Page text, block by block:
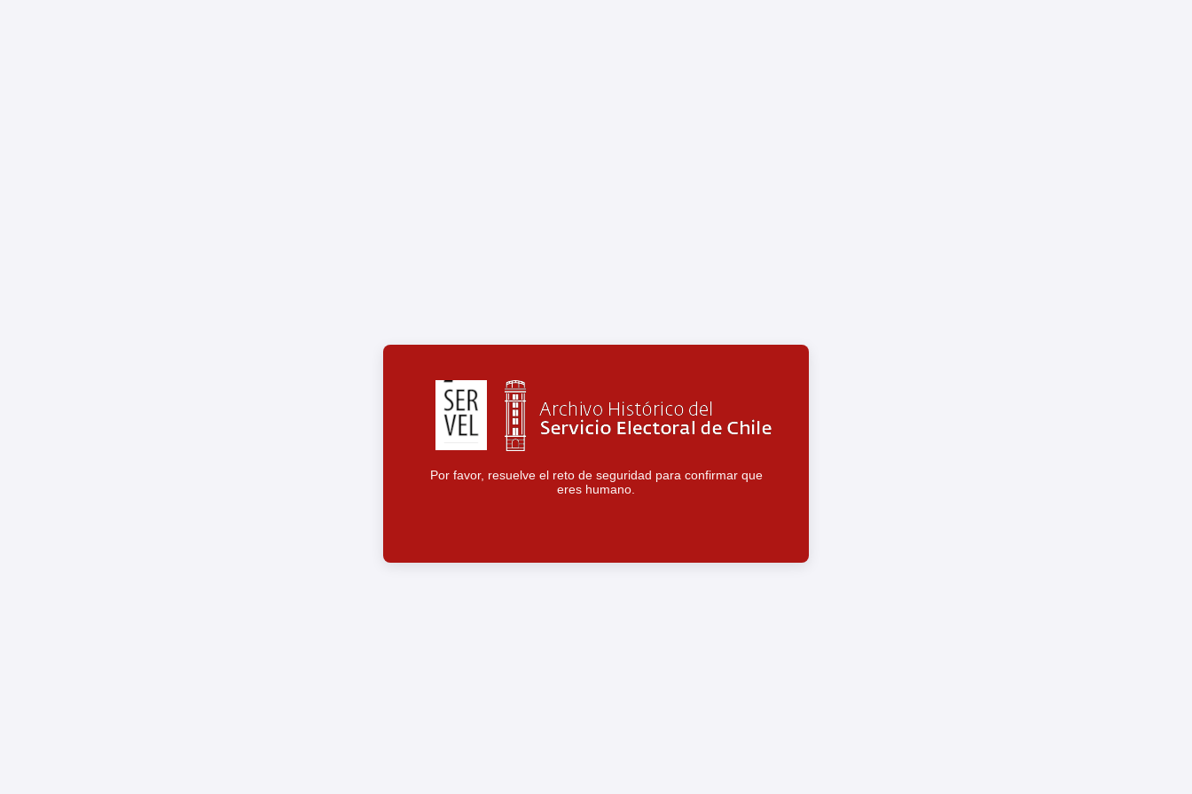
Por favor, resuelve el reto de seguridad para confirmar que
eres humano.